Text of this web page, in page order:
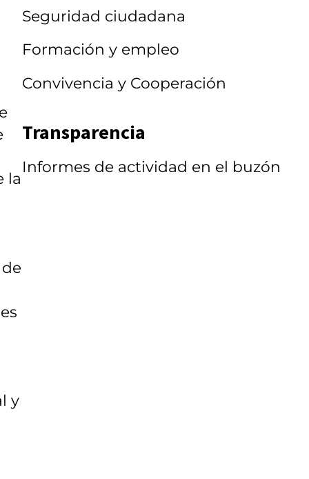
la
y
Seguridad ciudadana
Formación y empleo
Convivencia y Cooperación
Transparencia
Informes de actividad en el buzón